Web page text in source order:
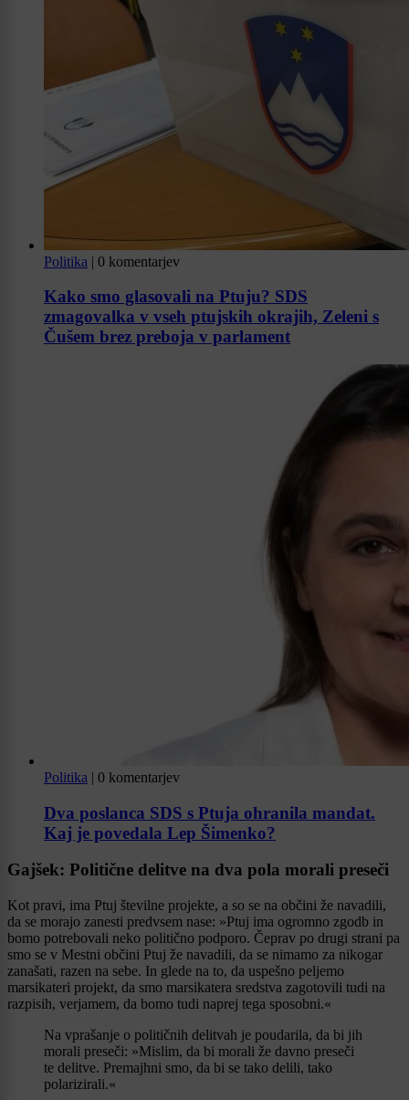
Politika | 0 komentarjev
Kako smo glasovali na Ptuju? SDS
zmagovalka v vseh ptujskih okrajih, Zeleni s
Čušem brez preboja v parlament
Politika | 0 komentarjev
Dva poslanca SDS s Ptuja ohranila mandat.
Kaj je povedala Lep Šimenko?
Gajšek: Politične delitve na dva pola morali preseči
Kot pravi, ima Ptuj številne projekte, a so se na občini že navadili,
da se morajo zanesti predvsem nase: »Ptuj ima ogromno zgodb in
bomo potrebovali neko politično podporo. Čeprav po drugi strani pa
smo se v Mestni občini Ptuj že navadili, da se nimamo za nikogar
zanašati, razen na sebe. In glede na to, da uspešno peljemo
marsikateri projekt, da smo marsikatera sredstva zagotovili tudi na
razpisih, verjamem, da bomo tudi naprej tega sposobni.«
Na vprašanje o političnih delitvah je poudarila, da bi jih
morali preseči: »Mislim, da bi morali že davno preseči
te delitve. Premajhni smo, da bi se tako delili, tako
polarizirali.«